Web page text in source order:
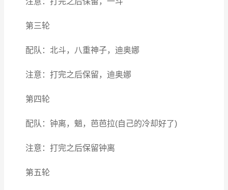
第三轮
配队：北斗，八重神子，迪奥娜
注意：打完之后保留，迪奥娜
第四轮
配队：钟离，魈，芭芭拉(自己的冷却好了)
注意：打完之后保留钟离
第五轮